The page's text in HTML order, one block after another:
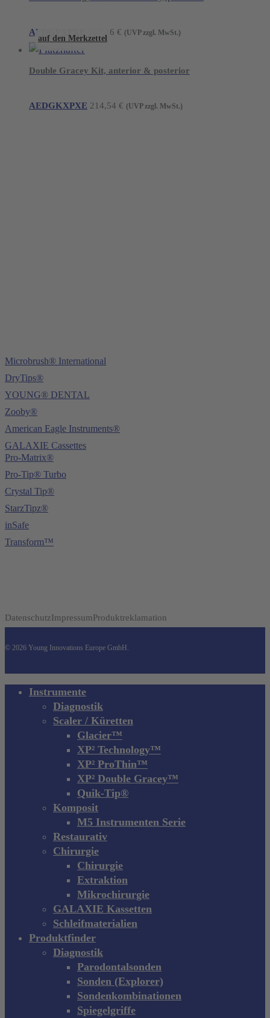
AEDGPXPXE 107,26 € (UVP zzgl. MwSt.)
auf den Merkzettel
Double Gracey Kit, anterior & posterior
AEDGKXPXE 214,54 € (UVP zzgl. MwSt.)
Microbrush® International
DryTips®
YOUNG® DENTAL
Zooby®
American Eagle Instruments®
GALAXIE Cassettes
Pro-Matrix®
Pro-Tip® Turbo
Crystal Tip®
StarzTipz®
inSafe
Transform™
DatenschutzImpressumProduktreklamation
© 2026 Young Innovations Europe GmbH.
Close Instrumente
Diagnostik
Scaler / Küretten
Glacier™
XP² Technology™
XP² ProThin™
XP² Double Gracey™
Quik-Tip®
Komposit
M5 Instrumenten Serie
Restaurativ
Chirurgie
Chirurgie
Extraktion
Mikrochirurgie
GALAXIE Kassetten
Schleifmaterialien
Produktfinder
Diagnostik
Parodontalsonden
Sonden (Explorer)
Sondenkombinationen
Spiegelgriffe